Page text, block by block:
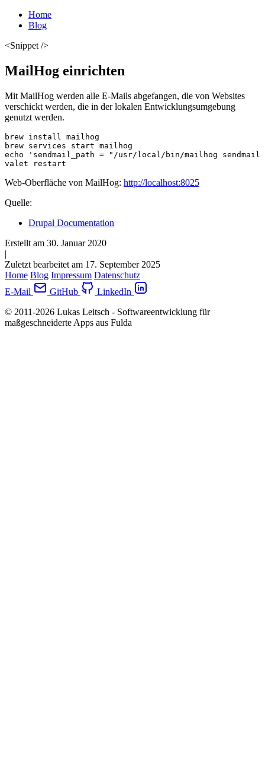
Home
Blog
<Snippet />
MailHog einrichten
Mit MailHog werden alle E-Mails abgefangen, die von Websites
verschickt werden, die in der lokalen Entwicklungsumgebung
genutzt werden.
brew install mailhog
brew services start mailhog
echo 'sendmail_path = "/usr/local/bin/mailhog
valet restart
Web-Oberfläche von MailHog: http://localhost:8025
Quelle:
Drupal Documentation
Erstellt am 30. Januar 2020
|
Zuletzt bearbeitet am 17. September 2025
Home Blog Impressum Datenschutz
E-Mail
GitHub
LinkedIn
© 2011-2026 Lukas Leitsch - Softwareentwicklung für
maßgeschneiderte Apps aus Fulda